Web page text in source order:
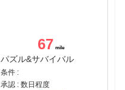
67
パズル&サバイバル
条件 :
承認 : 数日程度